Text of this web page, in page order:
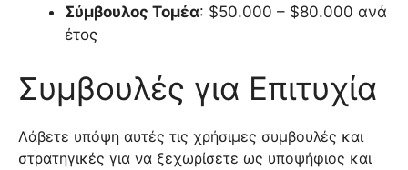
Σύμβουλος Τομέα: $50.000 – $80.000 ανά
έτος
Συμβουλές για Επιτυχία
Λάβετε υπόψη αυτές τις χρήσιμες συμβουλές και
στρατηγικές για να ξεχωρίσετε ως υποψήφιος και